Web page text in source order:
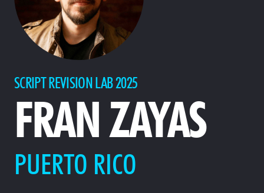
SCRIPT REVISION LAB 2025
FRAN ZAYAS
PUERTO RICO